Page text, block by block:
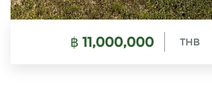
฿ 11,000,000 THB